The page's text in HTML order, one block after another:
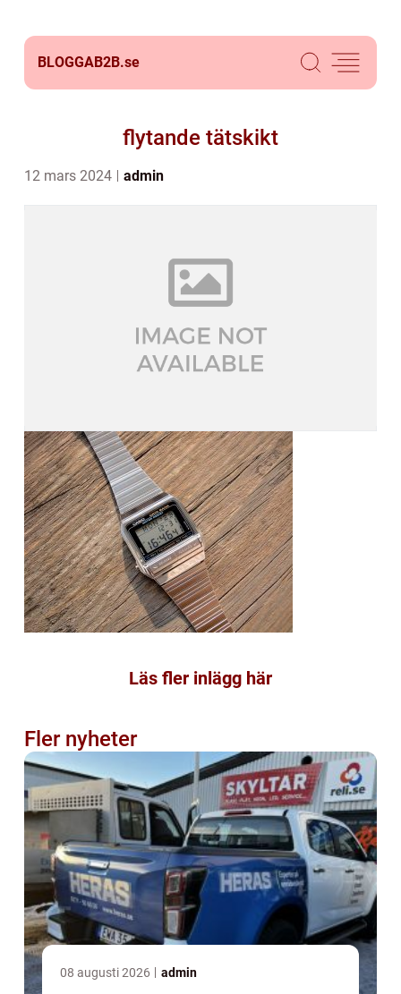
BLOGGAB2B.se
flytande tätskikt
12 mars 2024 admin
Läs fler inlägg här
Fler nyheter
08 augusti 2026 admin